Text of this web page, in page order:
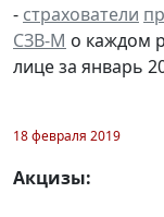
- страхователи
СЗВ-М о каждом
лице за январь
18 февраля 2019
Акцизы: